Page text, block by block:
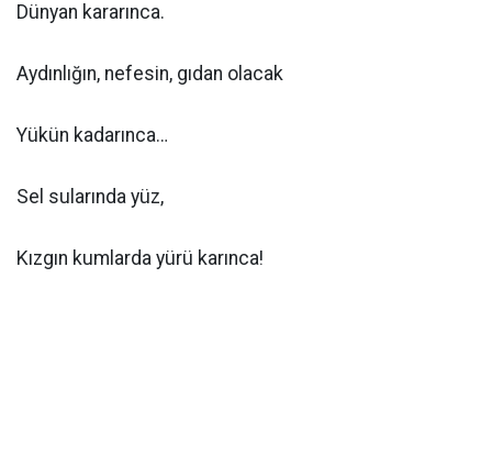
Dünyan kararınca.
Aydınlığın, nefesin, gıdan olacak
Yükün kadarınca…
Sel sularında yüz,
Kızgın kumlarda yürü karınca!